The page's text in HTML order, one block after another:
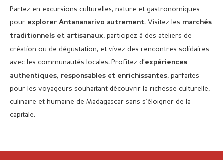
Partez en excursions culturelles, nature et gastronomiques
pour explorer Antananarivo autrement. Visitez les marchés
traditionnels et artisanaux, participez à des ateliers de
création ou de dégustation, et vivez des rencontres solidaires
avec les communautés locales. Profitez d’expériences
authentiques, responsables et enrichissantes, parfaites
pour les voyageurs souhaitant découvrir la richesse culturelle,
culinaire et humaine de Madagascar sans s’éloigner de la
capitale.